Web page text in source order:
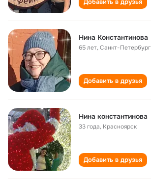
Добавить в друзья
Нина Константинова
65 лет,Санкт-Петербург
Добавить в друзья
Нина константинова
33 года, Красноярск
Добавить в друзья